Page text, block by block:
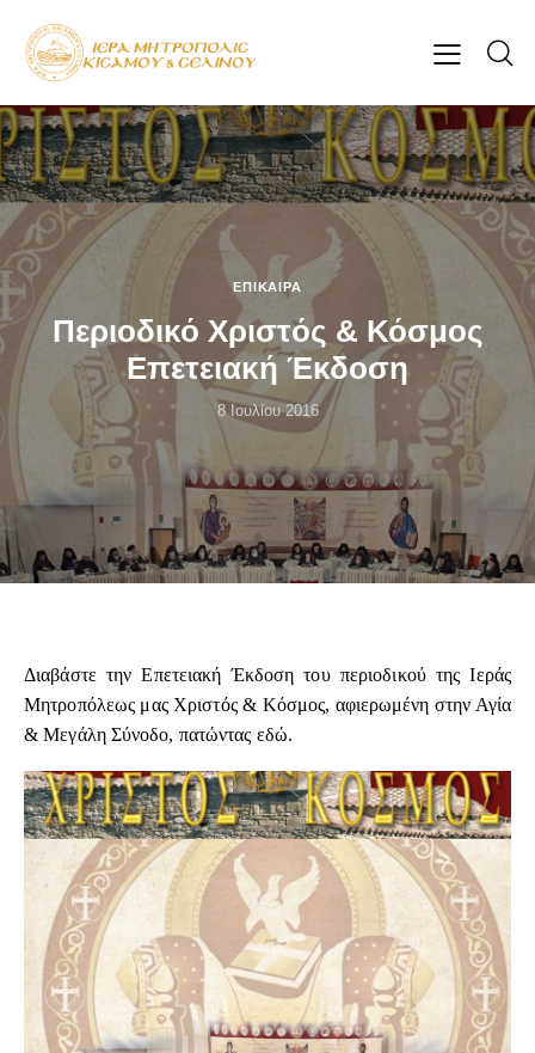
ΕΠΊΚΑΙΡΑ
Περιοδικό Χριστός & Κόσμος
Επετειακή Έκδοση
8 Ιουλίου 2016
Διαβάστε την Επετειακή Έκδοση του περιοδικού της Ιεράς
Μητροπόλεως μας Χριστός & Κόσμος, αφιερωμένη στην Αγία
& Μεγάλη Σύνοδο, πατώντας εδώ.